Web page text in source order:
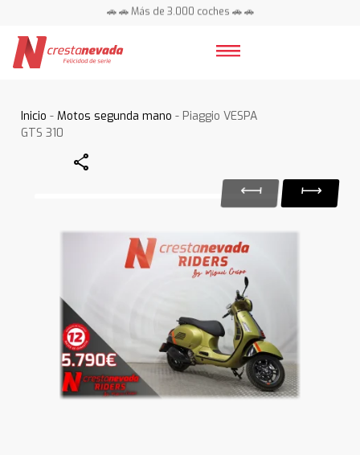
🚗 🚗 Más de 3.000 coches 🚗 🚗
Inicio -Motos segunda mano - Piaggio VESPA
GTS 310
Share